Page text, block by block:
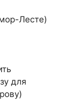
Лесте)
для